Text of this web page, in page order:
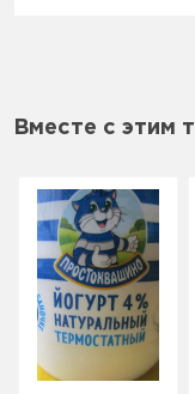
Вместе с этим